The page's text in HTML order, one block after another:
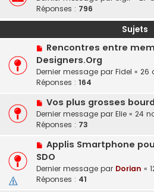
Réponses : 796
Sujets
Rencontres entre
Designers.Org
Dernier message par Fidel « 26
Réponses : 164
Vos plus grosses
Dernier message par Elie « 24
Réponses : 73
Applis Smartphone
SDO
Dernier message par Dorian «
Réponses : 41